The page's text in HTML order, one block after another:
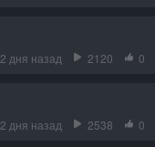
2 дня назад 2120 0
2 дня назад 2538 0